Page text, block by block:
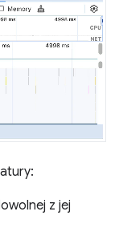
z jej